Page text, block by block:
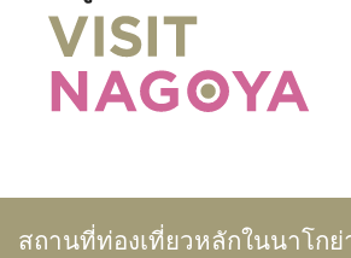
สถานที่ท่องเที่ยวหลักในนาโกย่